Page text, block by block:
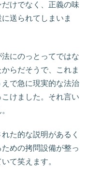
けでなく、正義の味
送られてしまいま
にのっとってではな
らだそうで、これま
で急に現実的な法治
けました。それ言い
た的な説明があるく
めの拷問設備が整っ
て笑えます。